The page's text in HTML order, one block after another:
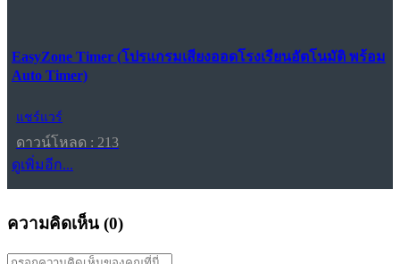
EasyZone Timer (โปรแกรมเสียงออดโรงเรียนอัตโนมัติ พร้อม
Auto Timer)
แชร์แวร์
ดาวน์โหลด : 213
ดูเพิ่มอีก...
ความคิดเห็น (0)